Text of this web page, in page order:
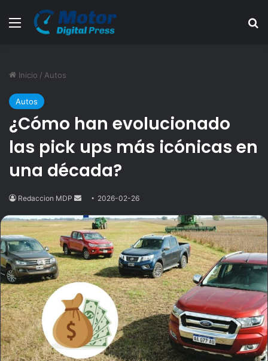
Menú
Inicio / Autos
Autos
¿Cómo han evolucionado
las pick ups más icónicas en
una década?
Redaccion MDP
Send
email
2026-02-26